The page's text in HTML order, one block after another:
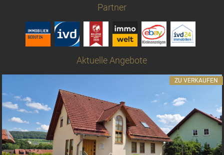
Partner
Aktuelle Angebote
ZU VERKAUFEN